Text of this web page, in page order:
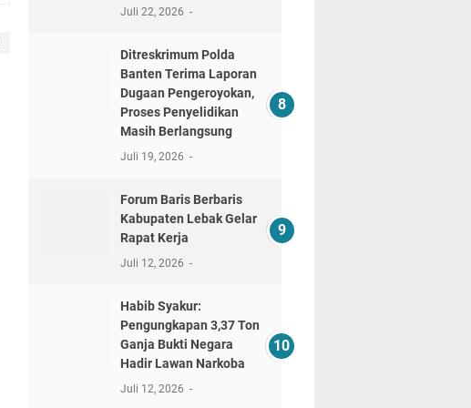
Juli 22, 2026
Ditreskrimum Polda
Banten Terima Laporan
Dugaan Pengeroyokan,
Proses Penyelidikan
Masih Berlangsung
Juli 19, 2026
Forum Baris Berbaris
Kabupaten Lebak Gelar
Rapat Kerja
Juli 12, 2026
​Habib Syakur:
Pengungkapan 3,37 Ton
Ganja Bukti Negara
Hadir Lawan Narkoba
Juli 12, 2026